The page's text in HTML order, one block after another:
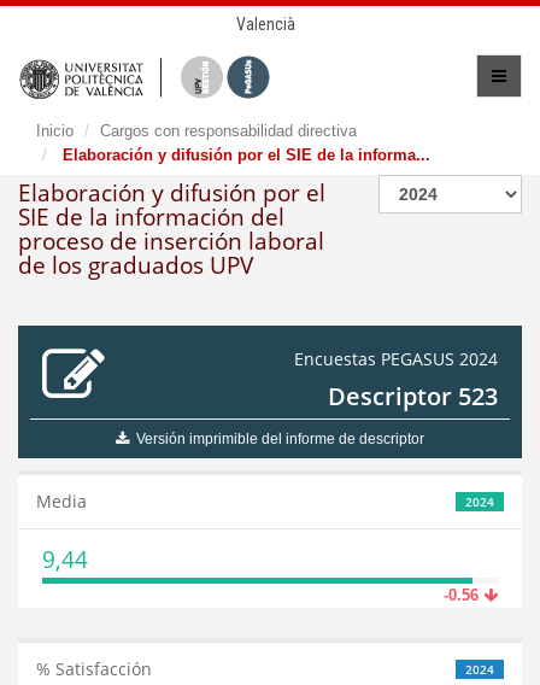
Valencià
Inicio
Cargos con responsabilidad directiva
Elaboración y difusión por el SIE de la informa...
Elaboración y difusión por el
SIE de la información del
proceso de inserción laboral
de los graduados UPV
Encuestas PEGASUS 2024
Descriptor 523
Versión imprimible del informe de descriptor
2024
Media
9,44
-0.56
2024
% Satisfacción